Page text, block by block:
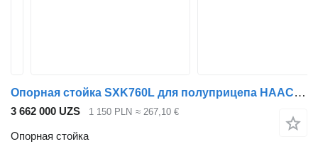
Опорная стойка SXK760L для полуприцепа HAACON
3 662 000 UZS 1 150 PLN ≈ 267,10 €
Опорная стойка